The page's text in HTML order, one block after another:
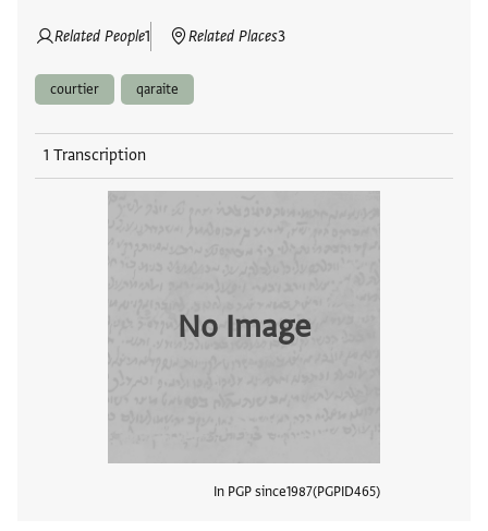
Related People1 Related Places3
courtier qaraite
1 Transcription
No Image
In PGP since1987 PGPID465